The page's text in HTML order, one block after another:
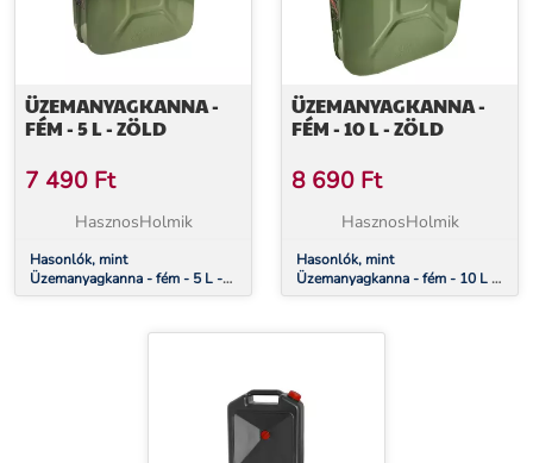
ÜZEMANYAGKANNA -
FÉM - 5 L - ZÖLD
7 490 Ft
HasznosHolmik
Hasonlók, mint
Üzemanyagkanna - fém - 5 L -
zöld
ÜZEMANYAGKANNA -
FÉM - 10 L - ZÖLD
8 690 Ft
HasznosHolmik
Hasonlók, mint
Üzemanyagkanna - fém - 10 L -
zöld